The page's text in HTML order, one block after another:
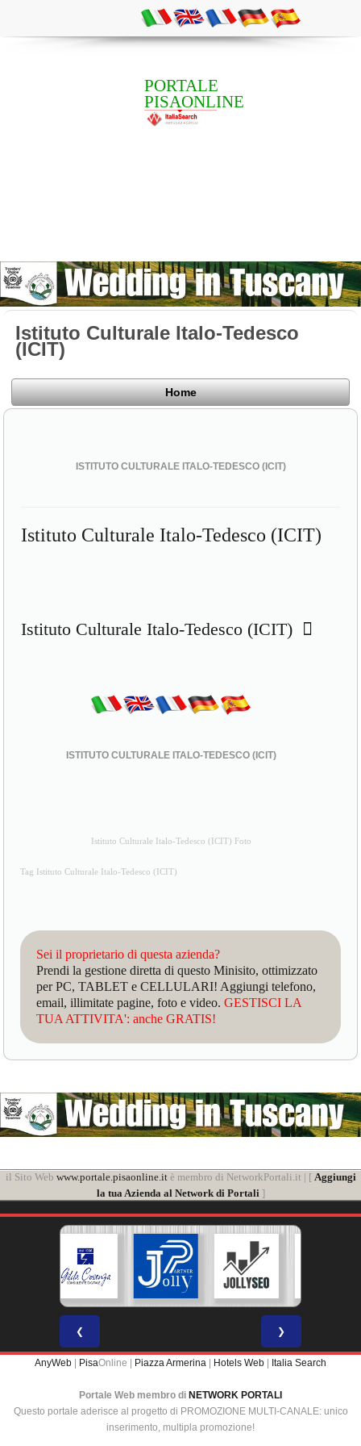
PORTALE
PISAONLINE
Istituto Culturale Italo-Tedesco
(ICIT)
Home
ISTITUTO CULTURALE ITALO-TEDESCO (ICIT)
Istituto Culturale Italo-Tedesco (ICIT)
Istituto Culturale Italo-Tedesco (ICIT)
ISTITUTO CULTURALE ITALO-TEDESCO (ICIT)
Istituto Culturale Italo-Tedesco (ICIT) Foto
Tag Istituto Culturale Italo-Tedesco (ICIT)
Sei il proprietario di questa azienda?
Prendi la gestione diretta di questo Minisito, ottimizzato
per PC, TABLET e CELLULARI! Aggiungi telefono,
email, illimitate pagine, foto e video.GESTISCI LA
TUA ATTIVITA': anche GRATIS!
il Sito Web www.portale.pisaonline.itè membro di NetworkPortali.it | [ Aggiungi
la tua Azienda al Network di Portali]
❮ ❯
AnyWeb PisaOnline | Piazza Armerina Hotels Web Italia Search
Portale Web membro di NETWORK PORTALI
Questo portale aderisce al progetto di PROMOZIONE MULTI-CANALE: unico
inserimento, multipla promozione!